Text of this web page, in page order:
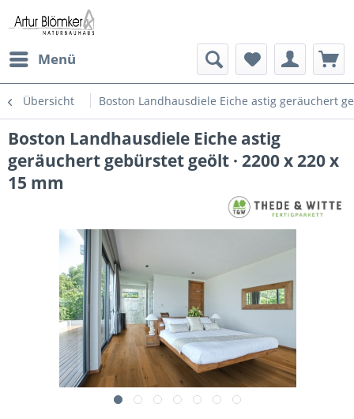
Menü
Übersicht Boston Landhausdiele Eiche astig geräuchert
Boston Landhausdiele Eiche astig
geräuchert gebürstet geölt · 2200 x 220 x
15 mm